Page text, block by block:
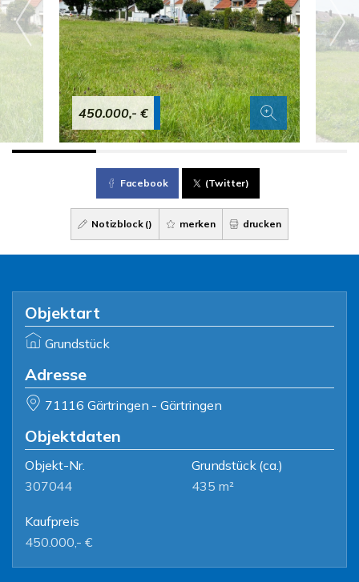
450.000,- €
Facebook (Twitter)
Notizblock () merken drucken
Objektart
Grundstück
Adresse
71116 Gärtringen - Gärtringen
Objektdaten
Objekt-Nr.
307044
Grundstück(ca.)
435 m²
Kaufpreis
450.000,- €